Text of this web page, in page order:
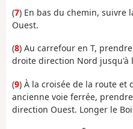
(7) En bas du chemin, suivre
Ouest.
(8) Au carrefour en T,
droite direction Nord jusqu'à
(9) À la croisée de la route et
ancienne voie ferrée,
direction Ouest. Longer le